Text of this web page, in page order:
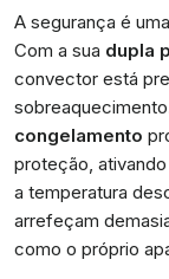
A segurança é
Com a sua dupla
convector está
congelamento
proteção,
a temperatura
arrefeçam
como o próprio